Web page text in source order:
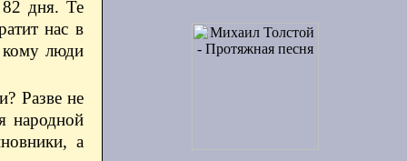
82 дня. Те
нас в
кому люди
Разве не
народной
а